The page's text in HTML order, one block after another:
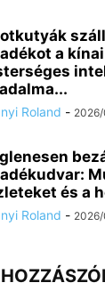
a
Roland -
és a
Roland -